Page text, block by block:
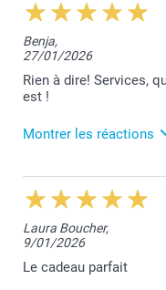
13:03
Votre excellent
Votre
Nous vous
Benja,
27/01/2026
Rien à dire! Services,
est !
Montrer les réactions
5/03/2026
12:47
Nous vous
excellent
est notre plus
L'équipe
disposition.
Laura Boucher,
9/01/2026
Le cadeau parfait